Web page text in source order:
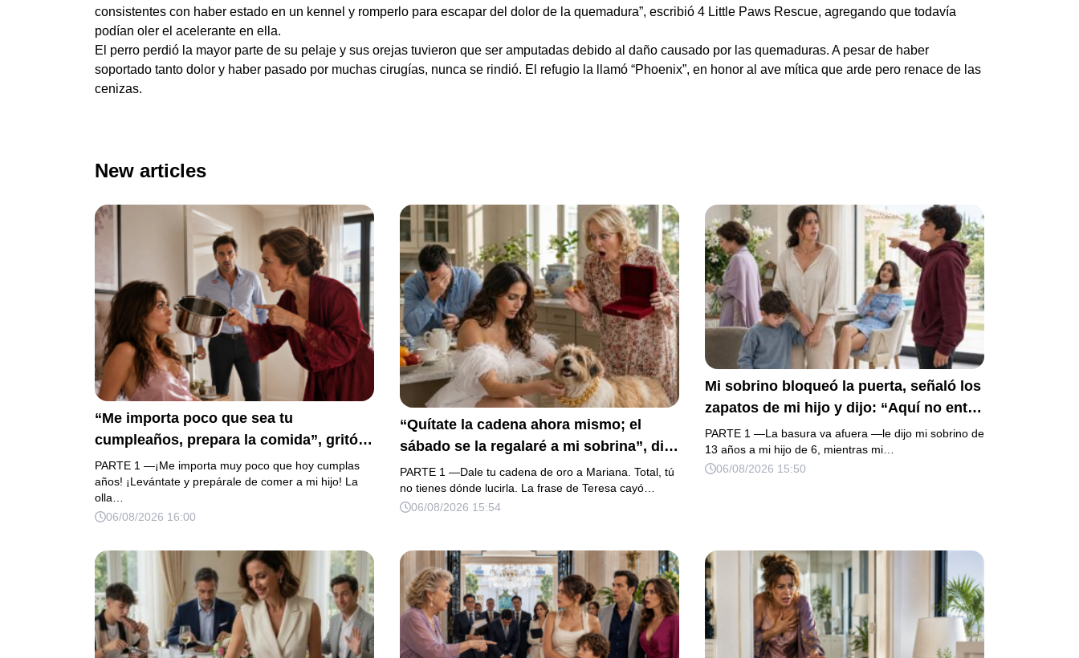
consistentes con haber estado en un kennel y romperlo para escapar del dolor de la quemadura”, escribió 4 Little Paws Rescue, agregando que todavía
podían oler el acelerante en ella.
El perro perdió la mayor parte de su pelaje y sus orejas tuvieron que ser amputadas debido al daño causado por las quemaduras. A pesar de haber
soportado tanto dolor y haber pasado por muchas cirugías, nunca se rindió. El refugio la llamó “Phoenix”, en honor al ave mítica que arde pero renace de las
cenizas.
New articles
“Me importa poco que sea tu
cumpleaños, prepara la comida”, gritó
mi suegra antes de lanzar una olla
contra mi cama. Mi esposo regresó
horas después oliendo al perfume de su
amante, seguro de que yo lo perdonaría.
Pero yo ya tenía 3 copias de los estados
de cuenta y una carta que podía dejarlo
sin el hogar que creía suyo.
PARTE 1 —¡Me importa muy poco que hoy cumplas
años! ¡Levántate y prepárale de comer a mi hijo! La
olla…
06/08/2026 16:00
“Quítate la cadena ahora mismo; el
sábado se la regalaré a mi sobrina”, dijo
mi suegra, asegurando que una mujer
con las manos marcadas por espinas no
merecía 50 gramos de oro. Mi esposo
calma y le pedí que preparara la fiesta.
Ella creyó haber ganado… hasta que
proyecté el recibo completo que había
intentado ocultar.
PARTE 1 —Dale tu cadena de oro a Mariana. Total, tú
no tienes dónde lucirla. La frase de Teresa cayó…
06/08/2026 15:54
Mi sobrino bloqueó la puerta, señaló los
zapatos de mi hijo y dijo: “Aquí no entra
la basura”. Mi madre bajó la mirada y mi
hermana siguió tomando café como si
nada. Yo asentí, abracé a mi niño y me
mismo niño que acababa de humillarlo.
PARTE 1 —La basura va afuera —le dijo mi sobrino de
13 años a mi hijo de 6, mientras mi…
06/08/2026 15:50